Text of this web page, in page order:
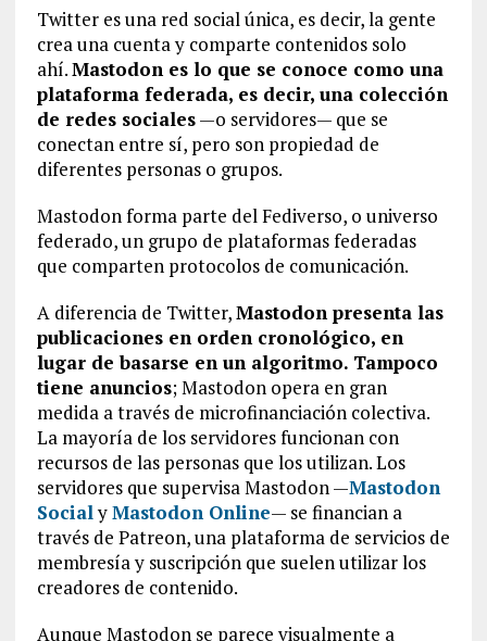
Twitter es una red social única, es decir, la gente
crea una cuenta y comparte contenidos solo
ahí.Mastodon es lo que se conoce como una
plataforma federada, es decir, una colección
de redes sociales—o servidores— que se
conectan entre sí, pero son propiedad de
diferentes personas o grupos.
Mastodon forma parte del Fediverso, o universo
federado, un grupo de plataformas federadas
que comparten protocolos de comunicación.
A diferencia de Twitter,Mastodon presenta las
publicaciones en orden cronológico, en
lugar de basarse en un algoritmo. Tampoco
tiene anuncios; Mastodon opera en gran
medida a través de microfinanciación colectiva.
La mayoría de los servidores funcionan con
recursos de las personas que los utilizan. Los
servidores que supervisa Mastodon —Mastodon
SocialyMastodon Online— se financian a
través de Patreon, una plataforma de servicios de
membresía y suscripción que suelen utilizar los
creadores de contenido.
Aunque Mastodon se parece visualmente a